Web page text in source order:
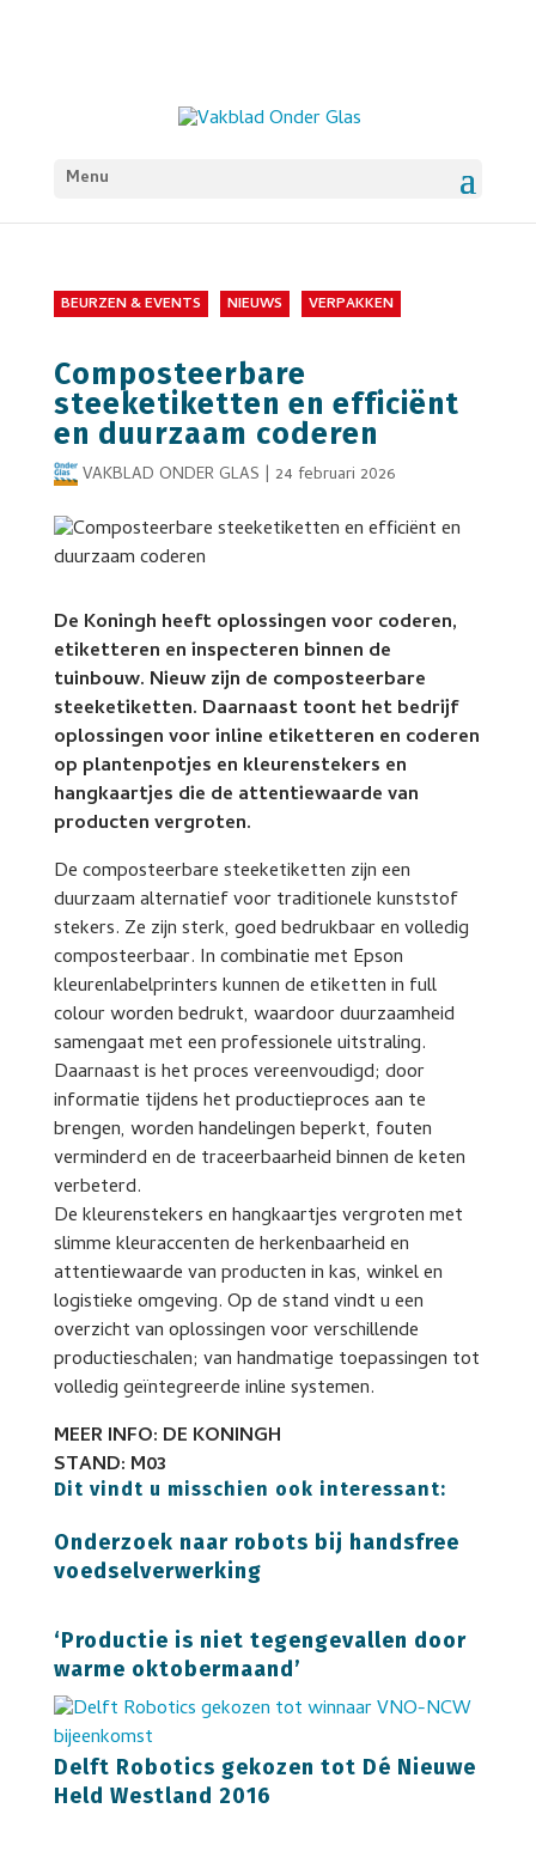
Menu
BEURZEN & EVENTS NIEUWS VERPAKKEN
Composteerbare
steeketiketten en efficiënt
en duurzaam coderen
VAKBLAD ONDER GLAS | 24 februari 2026
De Koningh heeft oplossingen voor coderen,
etiketteren en inspecteren binnen de
tuinbouw. Nieuw zijn de composteerbare
steeketiketten. Daarnaast toont het bedrijf
oplossingen voor inline etiketteren en coderen
op plantenpotjes en kleurenstekers en
hangkaartjes die de attentiewaarde van
producten vergroten.
De composteerbare steeketiketten zijn een
duurzaam alternatief voor traditionele kunststof
stekers. Ze zijn sterk, goed bedrukbaar en volledig
composteerbaar. In combinatie met Epson
kleurenlabelprinters kunnen de etiketten in full
colour worden bedrukt, waardoor duurzaamheid
samengaat met een professionele uitstraling.
Daarnaast is het proces vereenvoudigd; door
informatie tijdens het productieproces aan te
brengen, worden handelingen beperkt, fouten
verminderd en de traceerbaarheid binnen de keten
verbeterd.
De kleurenstekers en hangkaartjes vergroten met
slimme kleuraccenten de herkenbaarheid en
attentiewaarde van producten in kas, winkel en
logistieke omgeving. Op de stand vindt u een
overzicht van oplossingen voor verschillende
productieschalen; van handmatige toepassingen tot
volledig geïntegreerde inline systemen.
MEER INFO: DE KONINGH
STAND: M03
Dit vindt u misschien ook interessant:
Onderzoek naar robots bij handsfree
voedselverwerking
‘Productie is niet tegengevallen door
warme oktobermaand’
Delft Robotics gekozen tot Dé Nieuwe
Held Westland 2016